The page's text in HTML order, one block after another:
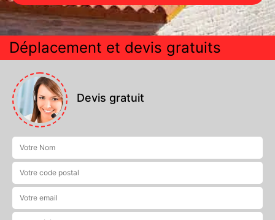
Déplacement et devis gratuits
Devis gratuit